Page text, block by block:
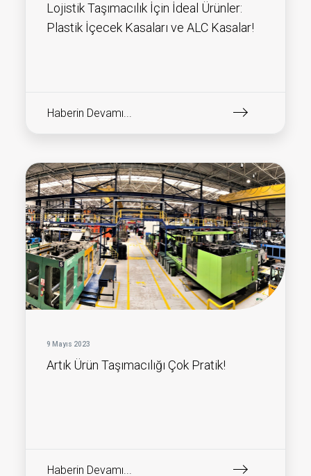
Lojistik Taşımacılık İçin İdeal Ürünler:
Plastik İçecek Kasaları ve ALC Kasalar!
Haberin Devamı...
9 Mayıs 2023
Artık Ürün Taşımacılığı Çok Pratik!
Haberin Devamı...